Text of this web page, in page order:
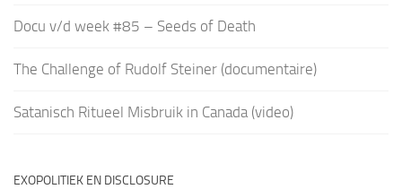
Docu v/d week #85 – Seeds of Death
The Challenge of Rudolf Steiner (documentaire)
Satanisch Ritueel Misbruik in Canada (video)
EXOPOLITIEK EN DISCLOSURE